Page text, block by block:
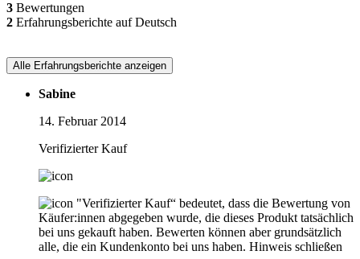
3 Bewertungen
2 Erfahrungsberichte auf Deutsch
Alle Erfahrungsberichte anzeigen
Sabine
14. Februar 2014
Verifizierter Kauf
"Verifizierter Kauf“ bedeutet, dass die Bewertung von
Käufer:innen abgegeben wurde, die dieses Produkt tatsächlich
bei uns gekauft haben. Bewerten können aber grundsätzlich
alle, die ein Kundenkonto bei uns haben. Hinweis schließen